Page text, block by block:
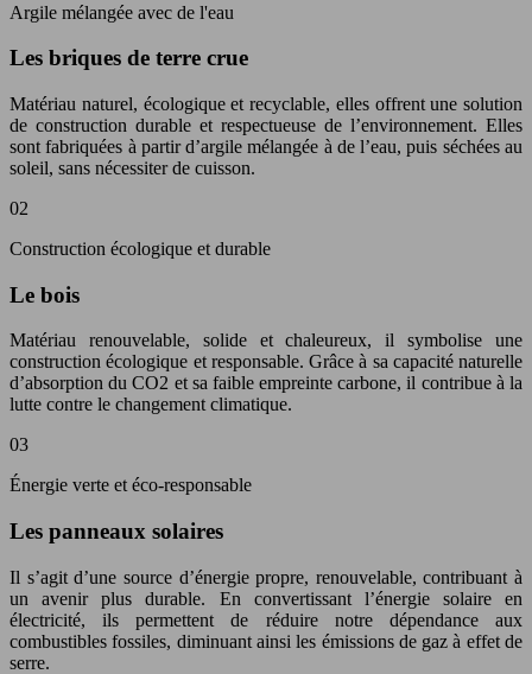
Argile mélangée avec de l'eau
Les briques de terre crue
Matériau naturel, écologique et recyclable, elles offrent une solution
de construction durable et respectueuse de l’environnement. Elles
sont fabriquées à partir d’argile mélangée à de l’eau, puis séchées au
soleil, sans nécessiter de cuisson.
02
Construction écologique et durable
Le bois
Matériau renouvelable, solide et chaleureux, il symbolise une
construction écologique et responsable. Grâce à sa capacité naturelle
d’absorption du CO2 et sa faible empreinte carbone, il contribue à la
lutte contre le changement climatique.
03
Énergie verte et éco-responsable
Les panneaux solaires
Il s’agit d’une source d’énergie propre, renouvelable, contribuant à
un avenir plus durable. En convertissant l’énergie solaire en
électricité, ils permettent de réduire notre dépendance aux
combustibles fossiles, diminuant ainsi les émissions de gaz à effet de
serre.